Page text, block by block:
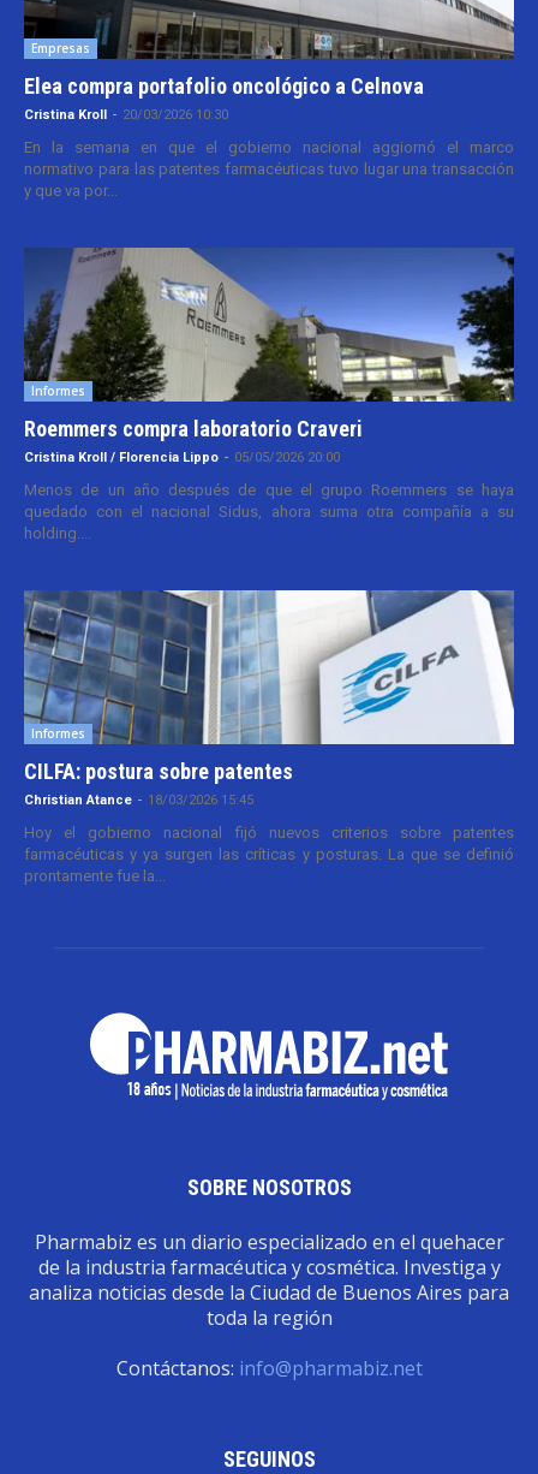
Empresas
Elea compra portafolio oncológico a Celnova
Cristina Kroll - 20/03/2026 10:30
En la semana en que el gobierno nacional aggiornó el marco
normativo para las patentes farmacéuticas tuvo lugar una transacción
y que va por...
Informes
Roemmers compra laboratorio Craveri
Cristina Kroll / Florencia Lippo - 05/05/2026 20:00
Menos de un año después de que el grupo Roemmers se haya
quedado con el nacional Sidus, ahora suma otra compañía a su
holding....
Informes
CILFA: postura sobre patentes
Christian Atance - 18/03/2026 15:45
Hoy el gobierno nacional fijó nuevos criterios sobre patentes
farmacéuticas y ya surgen las críticas y posturas. La que se definió
prontamente fue la...
SOBRE NOSOTROS
Pharmabiz es un diario especializado en el quehacer
de la industria farmacéutica y cosmética. Investiga y
analiza noticias desde la Ciudad de Buenos Aires para
toda la región
Contáctanos: info@pharmabiz.net
SEGUINOS